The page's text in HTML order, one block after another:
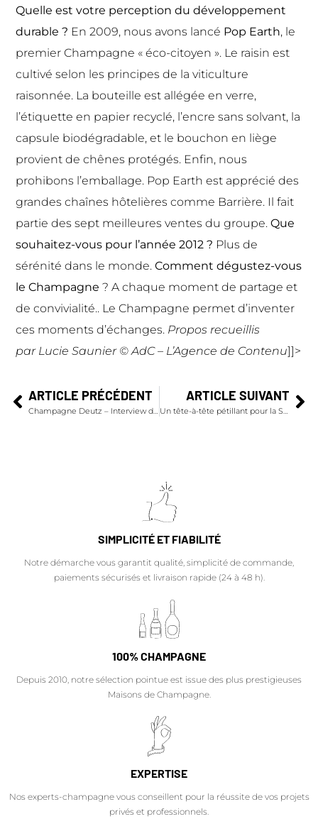
Quelle est votre perception du développement
durable ? En 2009, nous avons lancé Pop Earth, le
premier Champagne « éco-citoyen ». Le raisin est
cultivé selon les principes de la viticulture
raisonnée. La bouteille est allégée en verre,
l’étiquette en papier recyclé, l’encre sans solvant, la
capsule biodégradable, et le bouchon en liège
provient de chênes protégés. Enfin, nous
prohibons l’emballage. Pop Earth est apprécié des
grandes chaînes hôtelières comme Barrière. Il fait
partie des sept meilleures ventes du groupe.Que
souhaitez-vous pour l’année 2012 ? Plus de
sérénité dans le monde.Comment dégustez-vous
le Champagne ? A chaque moment de partage et
de convivialité.. Le Champagne permet d’inventer
ces moments d’échanges. Propos recueillis
par Lucie Saunier © AdC – L’Agence de Contenu]]>
ARTICLE PRÉCÉDENT
Champagne Deutz – Interview de Fabrice Rosset – PDG
ARTICLE SUIVANT
Un tête-à-tête pétillant pour la Saint Valentin ?
SIMPLICITÉ ET FIABILITÉ
Notre démarche vous garantit qualité, simplicité de commande,
paiements sécurisés et livraison rapide (24 à 48 h).
100% CHAMPAGNE
Depuis 2010, notre sélection pointue est issue des plus prestigieuses
Maisons de Champagne.
EXPERTISE
Nos experts-champagne vous conseillent pour la réussite de vos projets
privés et professionnels.